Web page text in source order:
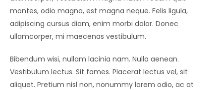
montes, odio magna, est magna neque. Felis ligula,
adipiscing cursus diam, enim morbi dolor. Donec
ullamcorper, mi maecenas vestibulum.
Bibendum wisi, nullam lacinia nam. Nulla aenean.
Vestibulum lectus. Sit fames. Placerat lectus vel, sit
aliquet. Pretium nisl non, nonummy lorem odio, ac at